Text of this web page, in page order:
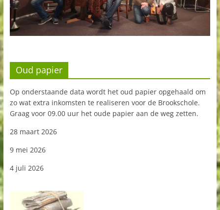
Oud papier
Op onderstaande data wordt het oud papier opgehaald om
zo wat extra inkomsten te realiseren voor de Brookschole.
Graag voor 09.00 uur het oude papier aan de weg zetten.
28 maart 2026
9 mei 2026
4 juli 2026